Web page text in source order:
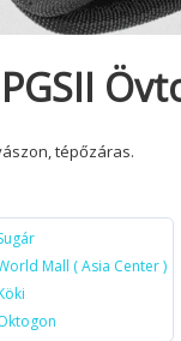
tépőzáras.
Mall ( Asia Center )